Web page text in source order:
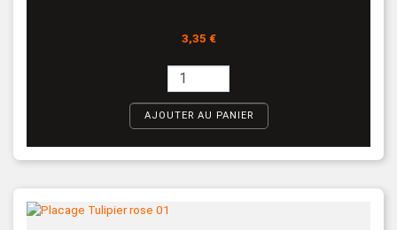
Prix
3,35 €
AJOUTER AU PANIER